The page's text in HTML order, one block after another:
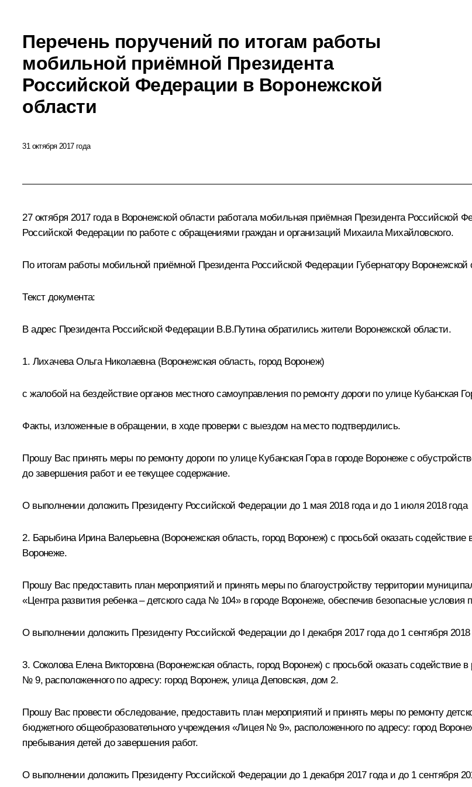
Перечень поручений по итогам работы
мобильной приёмной Президента
Российской Федерации в Воронежской
области
31 октября 2017 года
27 октября 2017 года в Воронежской области работала мобильная приёмная Президента Российской
Российской Федерации по работе с обращениями граждан и организаций Михаила Михайловского.
По итогам работы мобильной приёмной Президента Российской Федерации Губернатору
Текст документа:
В адрес Президента Российской Федерации В.В.Путина обратились жители Воронежской области.
1. Лихачева Ольга Николаевна (Воронежская область, город Воронеж)
с жалобой на бездействие органов местного самоуправления по ремонту дороги по улице Кубанская
Факты, изложенные в обращении, в ходе проверки с выездом на место подтвердились.
Прошу Вас принять меры по ремонту дороги по улице Кубанская Гора в городе Воронеже с
до завершения работ и ее текущее содержание.
О выполнении доложить Президенту Российской Федерации до 1 мая 2018 года и до 1 июля 2018 года
2. Барыбина Ирина Валерьевна (Воронежская область, город Воронеж) с просьбой оказать содействие
Воронеже.
Прошу Вас предоставить план мероприятий и принять меры по благоустройству территории
«Центра развития ребенка – детского сада № 104» в городе Воронеже, обеспечив безопасные условия
О выполнении доложить Президенту Российской Федерации до I декабря 2017 года до 1 сентября 2018
3. Соколова Елена Викторовна (Воронежская область, город Воронеж) с просьбой оказать содействие
№ 9, расположенного по адресу: город Воронеж, улица Деповская, дом 2.
Прошу Вас провести обследование, предоставить план мероприятий и принять меры по ремонту
бюджетного общеобразовательного учреждения «Лицея № 9», расположенного по адресу: город
пребывания детей до завершения работ.
О выполнении доложить Президенту Российской Федерации до 1 декабря 2017 года и до 1 сентября